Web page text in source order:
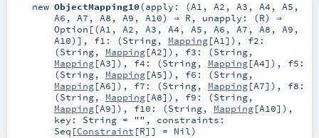
new ObjectMapping10(apply: (A1 , A2 , A3 , A4 , A5 ,
A6 , A7 , A8 , A9 , A10) ⇒ R , unapply: (R) ⇒
Option [(A1 , A2 , A3 , A4 , A5 , A6 , A7 , A8 , A9 ,
A10)] , f1: (String, Mapping[A1]) , f2:
(String, Mapping[A2]) , f3: (String,
Mapping[A3]) , f4: (String, Mapping[A4]) , f5:
(String, Mapping[A5]) , f6: (String,
Mapping[A6]) , f7: (String, Mapping[A7]) , f8:
(String, Mapping[A8]) , f9: (String,
Mapping[A9]) , f10: (String, Mapping[A10]) ,
key: String= "" , constraints:
Seq [Constraint [R]] = Nil)